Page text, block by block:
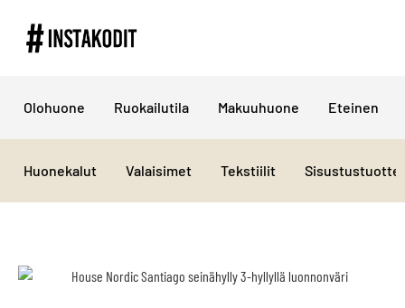
Olohuone Ruokailutila Makuuhuone Eteinen
Huonekalut Valaisimet Tekstiilit